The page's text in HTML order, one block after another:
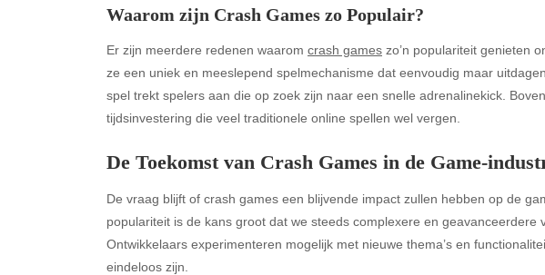
Waarom zijn Crash Games zo Populair?
Er zijn meerdere redenen waarom crash games zo’n populariteit genieten
ze een uniek en meeslepend spelmechanisme dat eenvoudig maar
spel trekt spelers aan die op zoek zijn naar een snelle adrenalinekick.
tijdsinvestering die veel traditionele online spellen wel vergen.
De Toekomst van Crash Games in de Game-
De vraag blijft of crash games een blijvende impact zullen hebben op de
populariteit is de kans groot dat we steeds complexere en geavanceerdere
Ontwikkelaars experimenteren mogelijk met nieuwe thema’s en
eindeloos zijn.